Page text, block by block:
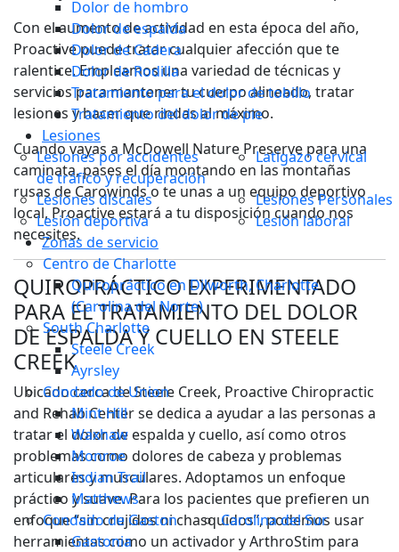
Dolor de hombro
Dolor de espalda
Dolor de Cadera
Dolor de Rodilla
Tratamiento para el dolor de tobillo
Tratamiento del dolor de pie
Lesiones
Lesiones por accidentes
de tráfico y recuperación
Latigazo cervical
Lesiones discales
Lesiones Personales
Lesión deportiva
Lesión laboral
Zonas de servicio
Centro de Charlotte
Quiropráctico en Dilworth, Charlotte
(Carolina del Norte)
South Charlotte
Steele Creek
Ayrsley
Condado de Union
Mint Hill
Waxhaw
Monroe
Indian Trail
Matthews
Condado de Gaston
Gastonia
Carolina del Sur
Con el aumento de actividad en esta época del año,
Proactive puede tratar cualquier afección que te
ralentice. Empleamos una variedad de técnicas y
servicios para mantener tu cuerpo alineado, tratar
lesiones y hacer que rindas al máximo.
Cuando vayas a McDowell Nature Preserve para una
caminata, pases el día montando en las montañas
rusas de Carowinds o te unas a un equipo deportivo
local, Proactive estará a tu disposición cuando nos
necesites.
QUIROPRÁCTICO EXPERIMENTADO
PARA EL TRATAMIENTO DEL DOLOR
DE ESPALDA Y CUELLO EN STEELE
CREEK
Ubicado cerca de Steele Creek, Proactive Chiropractic
and Rehab Center se dedica a ayudar a las personas a
tratar el dolor de espalda y cuello, así como otros
problemas como dolores de cabeza y problemas
articulares y musculares. Adoptamos un enfoque
práctico y suave. Para los pacientes que prefieren un
enfoque “sin crujidos ni chasquidos”, podemos usar
herramientas como un activador y ArthroStim para